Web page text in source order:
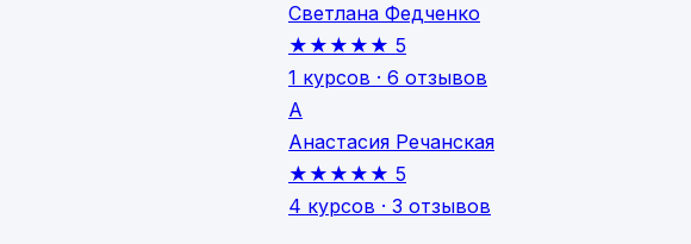
Светлана Федченко
★★★★★ 5
1 курсов · 6 отзывов
А
Анастасия Речанская
★★★★★ 5
4 курсов · 3 отзывов